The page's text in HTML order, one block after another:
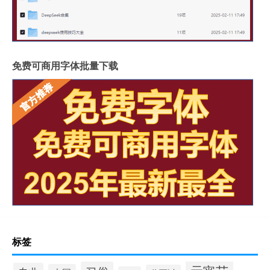
免费可商用字体批量下载
标签